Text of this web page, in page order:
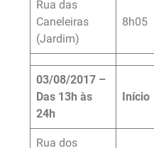
Rua das
Caneleiras
(Jardim)
8h05
03/08/2017 –
Das 13h às
24h
Início
Rua dos